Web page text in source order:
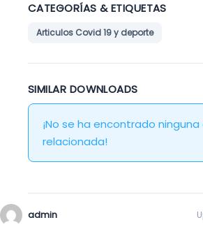
CATEGORÍAS & ETIQUETAS
Articulos Covid 19 y deporte
SIMILAR DOWNLOADS
¡No se ha encontrado
relacionada!
admin